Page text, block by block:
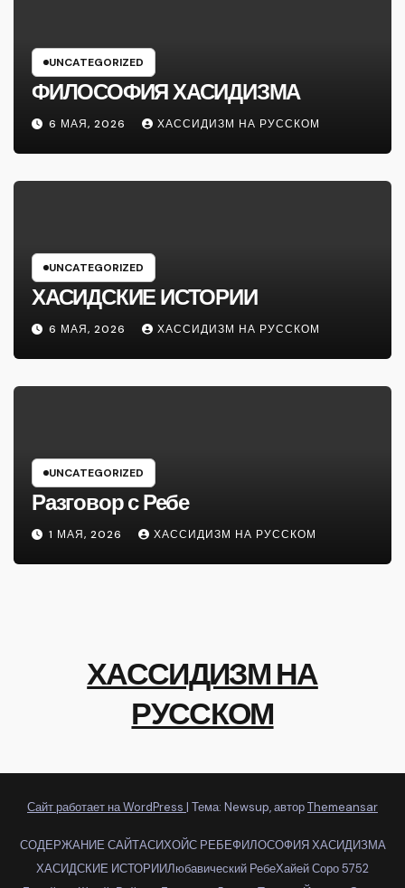
UNCATEGORIZED
ФИЛОСОФИЯ ХАСИДИЗМА
6 МАЯ, 2026 ХАССИДИЗМ НА РУССКОМ
UNCATEGORIZED
ХАСИДСКИЕ ИСТОРИИ
6 МАЯ, 2026 ХАССИДИЗМ НА РУССКОМ
UNCATEGORIZED
Разговор с Ребе
1 МАЯ, 2026 ХАССИДИЗМ НА РУССКОМ
ХАССИДИЗМ НА
РУССКОМ
Сайт работает на WordPress | Тема: Newsup, авторThemeansar
СОДЕРЖАНИЕ САЙТАСИХОЙС РЕБЕФИЛОСОФИЯ ХАСИДИЗМА
ХАСИДСКИЕ ИСТОРИИЛюбавический РебеХайей Соро 5752